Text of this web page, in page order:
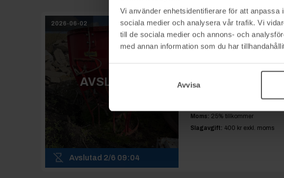
Vi använder enhetsidentifierare för att
sociala medier och analysera vår trafik. Vi
till de sociala medier och annons- och
med annan information som du har
Avvisa
2026-06-02
AVSLUTAD
Avslutad 2/6 09:04
Rop 5:
Södra Sandby
1 000 kr
Moms: 25% tillkommer
Slagavgift: 400 krexkl. moms